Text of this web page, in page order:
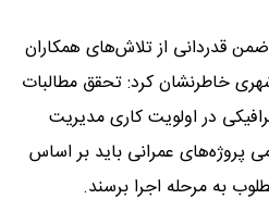
ضمن قدردانی از تلاش‌های همکاران
خاطرنشان کرد: تحقق مطالبات
در اولویت کاری مدیریت
و تمامی پروژه‌های عمرانی باید بر اساس
به مرحله اجرا برسند.